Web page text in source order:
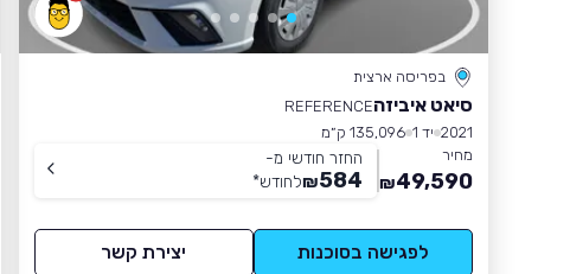
בפריסה ארצית
סיאט איביזהREFERENCE
2021 יד 1
135,096 ק״מ
מחיר
49,590
₪
החזר חודשי מ-
584
₪לחודש*
לפגישה בסוכנות יצירת קשר